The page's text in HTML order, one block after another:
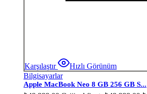
Karşılaştır
Hızlı Görünüm
Bilgisayarlar
Apple MacBook Neo 8 GB 256 GB S...